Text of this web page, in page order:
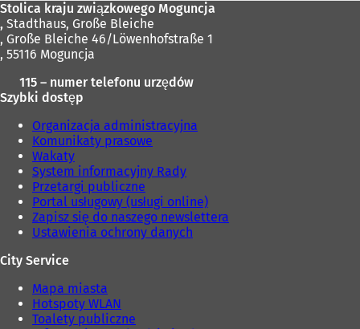
Stolica kraju związkowego Moguncja
, Stadthaus, Große Bleiche
, Große Bleiche 46/Löwenhofstraße 1
, 55116 Moguncja
115 – numer telefonu urzędów
Szybki dostęp
Organizacja administracyjna
Komunikaty prasowe
Wakaty
System informacyjny Rady
Przetargi publiczne
Portal usługowy (usługi online)
Zapisz się do naszego newslettera
Ustawienia ochrony danych
City Service
Mapa miasta
Hotspoty WLAN
Toalety publiczne